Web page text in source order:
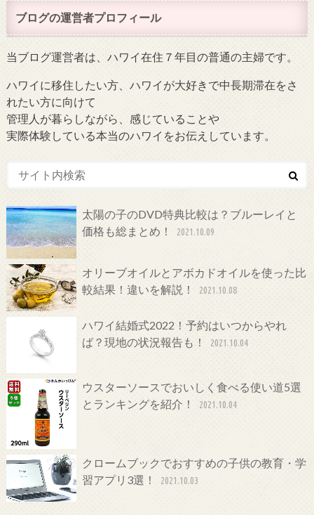
ブログの運営者プロフィール
当ブログ運営者は、ハワイ在住７年目の普通の主婦です。
ハワイに移住したい方、ハワイが大好きで中長期滞在をさ
れたい方に向けて
管理人が暮らしながら、感じていることや
実際体験している本当のハワイをお伝えしています。
太陽の子のDVD特典比較は？ブルーレイと
価格も総まとめ！
2021.10.09
オリーブオイルとアボカドオイルを使った比
較結果！違いを解説！
2021.10.08
ハワイ結婚式2022！予約はいつからやれ
ば？現地の状況報告も！
2021.10.04
ウスターソースでおいしく食べる使い道5選
とランキングを紹介！
2021.10.04
クロームブックでおすすめの子供の教育・学
習アプリ3選！
2021.10.03